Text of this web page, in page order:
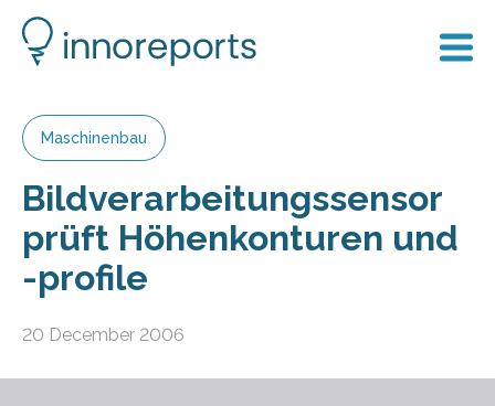
Maschinenbau
Bildverarbeitungssensor
prüft Höhenkonturen und
-profile
20 December 2006